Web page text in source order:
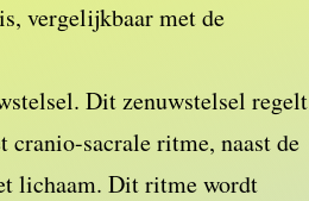
vergelijkbaar met de
Dit zenuwstelsel regelt
cranio-sacrale ritme, naast de
lichaam. Dit ritme wordt